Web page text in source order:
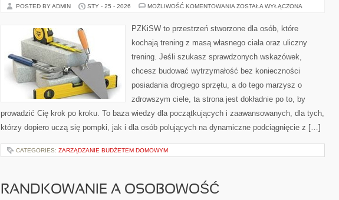
POSTED BY ADMIN STY - 25 - 2026 MOŻLIWOŚĆ KOMENTOWANIA SUPLEMENTACJA
ZOSTAŁA WYŁĄCZONA
PZKiSW to przestrzeń stworzone dla osób, które
kochają trening z masą własnego ciała oraz uliczny
trening. Jeśli szukasz sprawdzonych wskazówek,
chcesz budować wytrzymałość bez konieczności
posiadania drogiego sprzętu, a do tego marzysz o
zdrowszym ciele, ta strona jest dokładnie po to, by
prowadzić Cię krok po kroku. To baza wiedzy dla początkujących i zaawansowanych, dla tych,
którzy dopiero uczą się pompki, jak i dla osób polujących na dynamiczne podciągnięcie z […]
CATEGORIES: ZARZĄDZANIE BUDŻETEM DOMOWYM
RANDKOWANIE A OSOBOWOŚĆ